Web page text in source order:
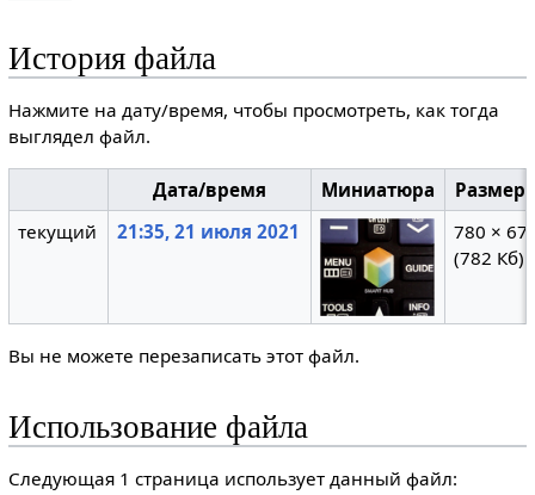
История файла
Нажмите на дату/время, чтобы просмотреть, как тогда
выглядел файл.
Дата/время Миниатюра
текущий
21:35, 21 июля 2021
780 ×
(782 Кб)
Вы не можете перезаписать этот файл.
Использование файла
Следующая 1 страница использует данный файл: